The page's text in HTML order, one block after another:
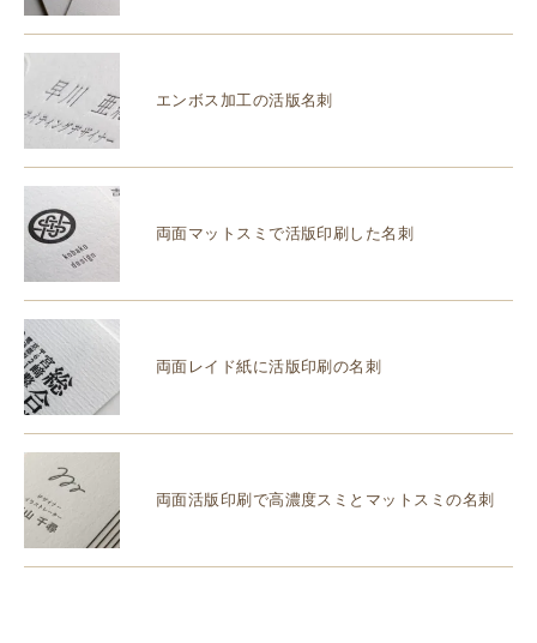
エンボス加工の活版名刺
両面マットスミで活版印刷した名刺
両面レイド紙に活版印刷の名刺
両面活版印刷で高濃度スミとマットスミの名刺